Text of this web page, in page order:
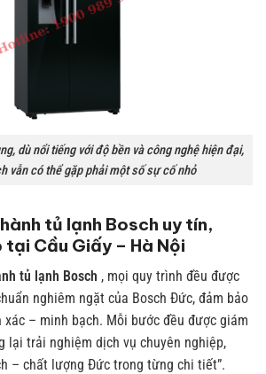
dù nổi tiếng với độ bền và công nghệ hiện đại,
vẫn có thể gặp phải một số sự cố nhỏ
tủ lạnh Bosch uy tín,
tại Cầu Giấy – Hà Nội
tủ lạnh Bosch , mọi quy trình đều được
nghiêm ngặt của Bosch Đức, đảm bảo
xác – minh bạch. Mỗi bước đều được giám
lại trải nghiệm dịch vụ chuyên nghiệp,
– chất lượng Đức trong từng chi tiết”.